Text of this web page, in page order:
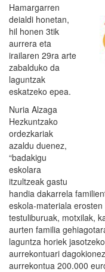
Hamargarren
deialdi honetan,
hil honen 3tik
aurrera eta
irailaren 29ra arte
zabalduko da
laguntzak
eskatzeko epea.
Nuria Alzaga
Hezkuntzako
ordezkariak
azaldu duenez,
“badakigu
eskolara
itzultzeak gastu
handia dakarrela
eskola-materiala
testuliburuak, motxilak,
aurten familia
laguntza horiek
aurrekontuari
aurrekontua 200.000